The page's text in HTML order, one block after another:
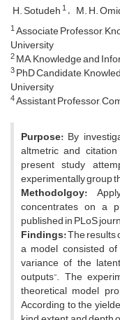
H. Sotudeh1 M. H.
1Associate Professor,
University
2MA, Knowledge and
3PhD Candidate,
University
4Assistant Professor,
Purpose: By
altmetric and
present study
experimentally group
Methodolgoy:
concentrates on a
published in PLoS
Findings:The results
a model consisted
variance of the
outputs”. The
theoretical model
According to the